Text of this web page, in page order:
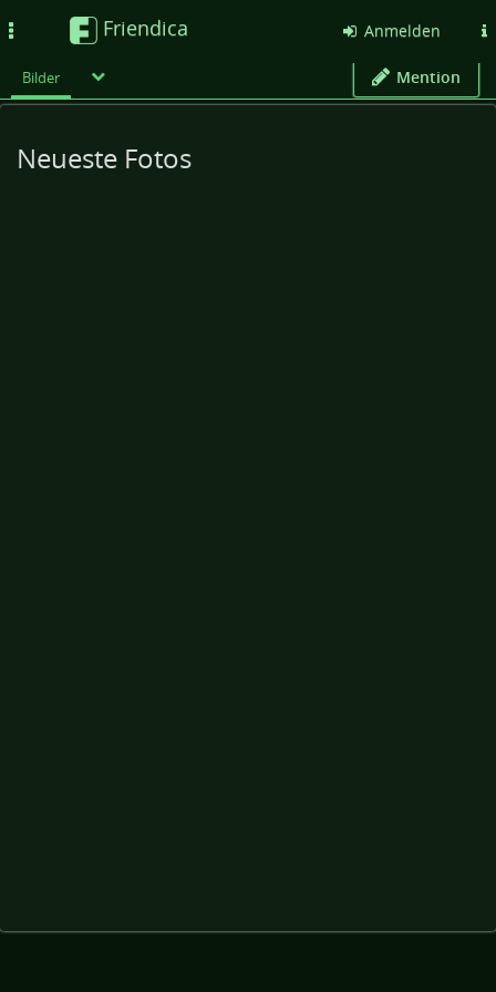
Friendica Anmelden
Bilder Mention
Neueste Fotos